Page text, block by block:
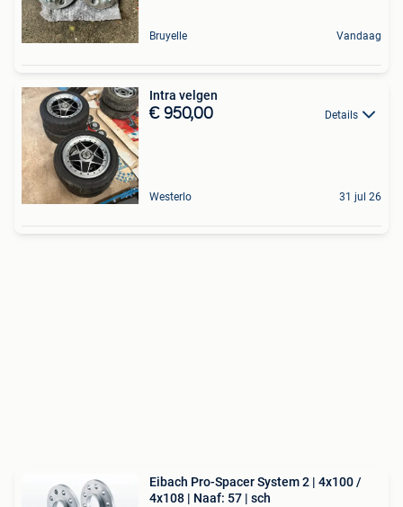
Bruyelle Vandaag
Intra velgen
€ 950,00 Details
Westerlo 31 jul 26
Eibach Pro-Spacer System 2 | 4x100 /
4x108 | Naaf: 57 | sch